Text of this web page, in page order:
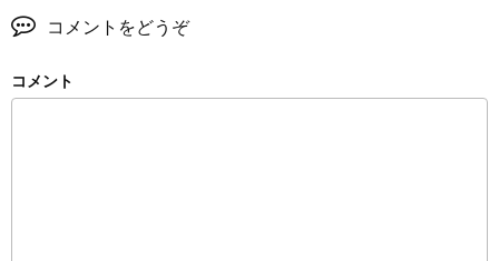
コメントをどうぞ
コメント